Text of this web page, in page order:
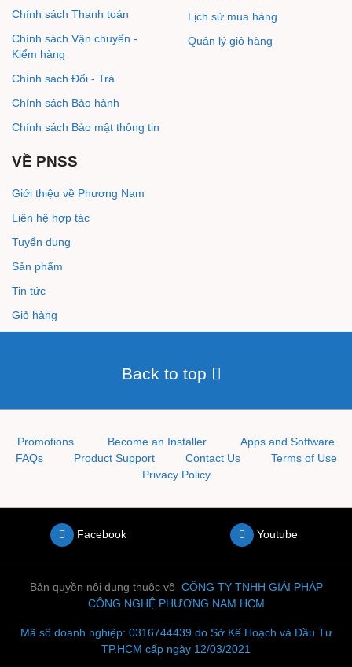
Chính sách Thanh toán
Chính sách Vận chuyển -
Kiểm hàng
Chính sách Đổi - Trả
Chính sách Bảo hành
Chính sách Bảo mật thông tin
Lịch sử mua hàng
Quản lý giỏ hàng
VỀ PNSS
Giới thiệu về Phương Nam
Liên hệ hợp tác
Tuyển dụng
Sản phẩm
Tin tức
Giỏ hàng
Back to top
Promotions Become an Installer
Apps and Software
FAQs
Product Support Contact Us
Terms of Use
Privacy Policy
Facebook Youtube
Bản quyền nội dung thuộc về CÔNG TY TNHH GIẢI PHÁP
CÔNG NGHỆ PHƯƠNG NAM HCM
Mã số doanh nghiệp: 0316744439 do Sở Kế Hoạch và Đầu Tư
TP.HCM cấp ngày 12/03/2021